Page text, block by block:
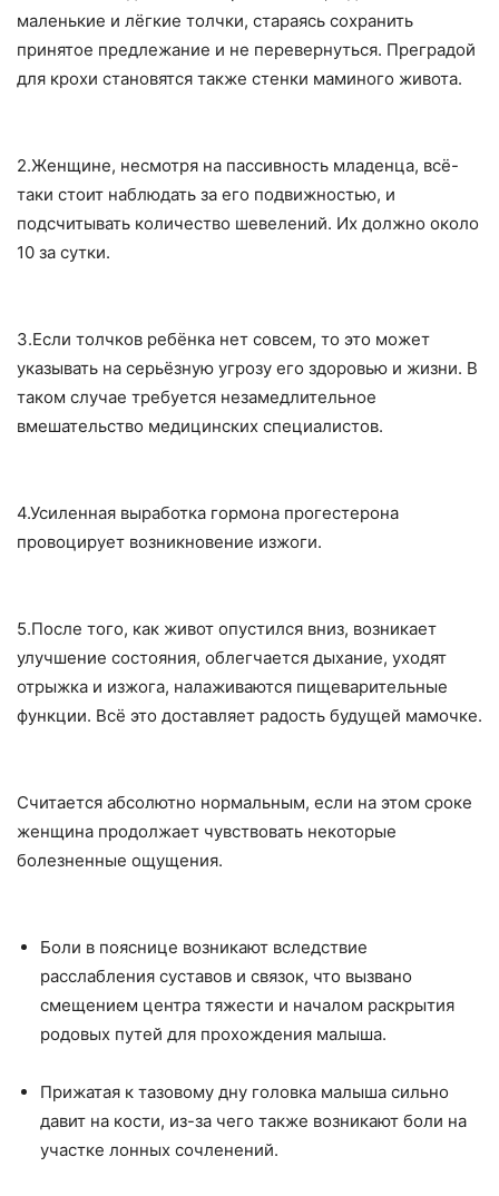
маленькие и лёгкие толчки, стараясь сохранить
принятое предлежание и не перевернуться. Преградой
для крохи становятся также стенки маминого живота.
2.Женщине, несмотря на пассивность младенца, всё-
таки стоит наблюдать за его подвижностью, и
подсчитывать количество шевелений. Их должно около
10 за сутки.
3.Если толчков ребёнка нет совсем, то это может
указывать на серьёзную угрозу его здоровью и жизни. В
таком случае требуется незамедлительное
вмешательство медицинских специалистов.
4.Усиленная выработка гормона прогестерона
провоцирует возникновение изжоги.
5.После того, как живот опустился вниз, возникает
улучшение состояния, облегчается дыхание, уходят
отрыжка и изжога, налаживаются пищеварительные
функции. Всё это доставляет радость будущей мамочке.
Считается абсолютно нормальным, если на этом сроке
женщина продолжает чувствовать некоторые
болезненные ощущения.
Боли в пояснице возникают вследствие
расслабления суставов и связок, что вызвано
смещением центра тяжести и началом раскрытия
родовых путей для прохождения малыша.
Прижатая к тазовому дну головка малыша сильно
давит на кости, из-за чего также возникают боли на
участке лонных сочленений.